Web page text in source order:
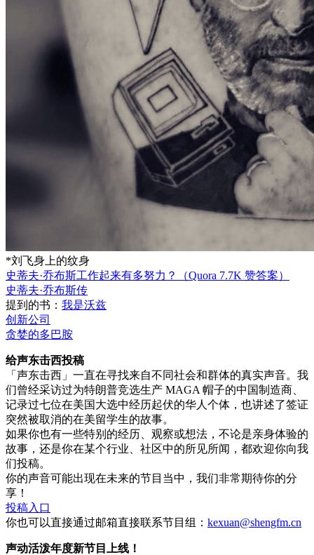
*刘飞身上的纹身
史蒂夫·乔布斯工作起来有多努力？（Quora 7.7K 赞答案）
史蒂夫·乔布斯传
提到的书： 我是沃兹
创新公司
贪婪的多巴胺
给声东击西投稿
「声东击西」一直在寻找来自不同社会和群体的真实声音。我
们曾经采访过为特朗普竞选生产 MAGA 帽子的中国制造商、
记录过七位在美国大选中经历起伏的华人个体，也讲述了签证
突然被取消的在美留学生的故事。
如果你也有一些特别的经历、观察或想法，不论是亲身体验的
故事，还是你在某个行业、社区中的所见所闻，都欢迎你向我
们投稿。
你的声音可能出现在未来的节目当中，我们非常期待你的分
享！
投稿入口
你也可以直接通过邮箱直接联系节目组： kexuan@shengfm.cn
声动活泼年度新节目上线！